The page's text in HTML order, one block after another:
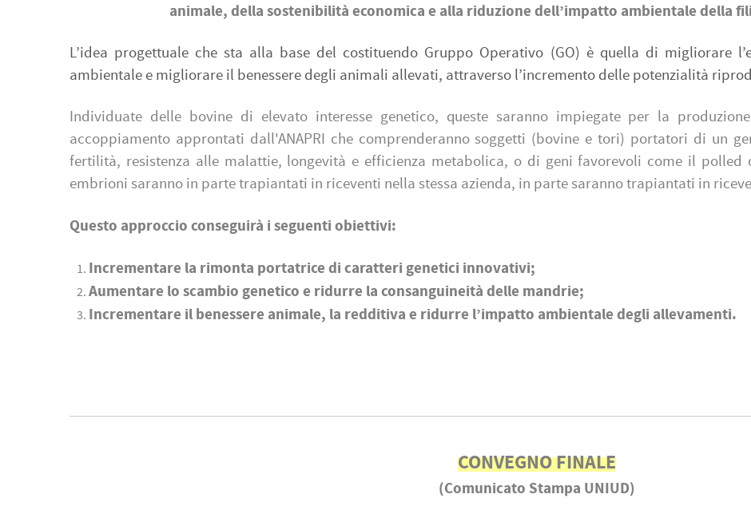
animale, della sostenibilità economica e alla riduzione dell’impatto ambientale della
L’idea progettuale che sta alla base del costituendo Gruppo Operativo (GO) è quella di migliorare
ambientale e migliorare il benessere degli animali allevati, attraverso l’incremento delle potenzialità
Individuate delle bovine di elevato interesse genetico, queste saranno impiegate per la
accoppiamento approntati dall'ANAPRI che comprenderanno soggetti (bovine e tori) portatori di un
fertilità, resistenza alle malattie, longevità e efficienza metabolica, o di geni favorevoli come il polled
embrioni saranno in parte trapiantati in riceventi nella stessa azienda, in parte saranno trapiantati in
Questo approccio conseguirà i seguenti obiettivi:
Incrementare la rimonta portatrice di caratteri genetici innovativi;
Aumentare lo scambio genetico e ridurre la consanguineità delle mandrie;
Incrementare il benessere animale, la redditiva e ridurre l’impatto ambientale degli allevamenti.
CONVEGNO FINALE
(Comunicato Stampa UNIUD)